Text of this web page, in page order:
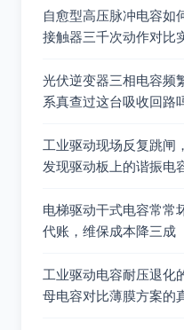
自愈型高压脉冲电容如
接触器三千次动作对比
光伏逆变器三相电容频
系真查过这台吸收回路
工业驱动现场反复跳闸
发现驱动板上的谐振电
电梯驱动干式电容常常
代账，维保成本降三成
工业驱动电容耐压退化
母电容对比薄膜方案的